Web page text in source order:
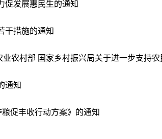
促发展惠民生的通知
干措施的通知
通知
促丰收行动方案》的通知